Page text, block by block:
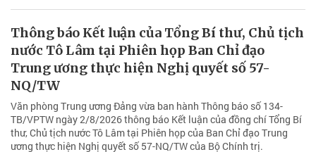
Thông báo Kết luận của Tổng Bí thư, Chủ tịch
nước Tô Lâm tại Phiên họp Ban Chỉ đạo
Trung ương thực hiện Nghị quyết số 57-
NQ/TW
Văn phòng Trung ương Đảng vừa ban hành Thông báo số 134-
TB/VPTW ngày 2/8/2026 thông báo Kết luận của đồng chí Tổng Bí
thư, Chủ tịch nước Tô Lâm tại Phiên họp của Ban Chỉ đạo Trung
ương thực hiện Nghị quyết số 57-NQ/TW của Bộ Chính trị.